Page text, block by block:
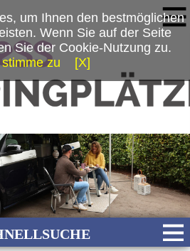
um Ihnen den bestmöglichen
Wenn Sie auf der Seite
Sie der Cookie-Nutzung zu.
zu
[X]